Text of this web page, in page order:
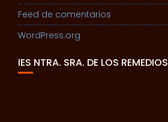
Feed de comentarios
WordPress.org
IES NTRA. SRA. DE LOS REMEDIOS